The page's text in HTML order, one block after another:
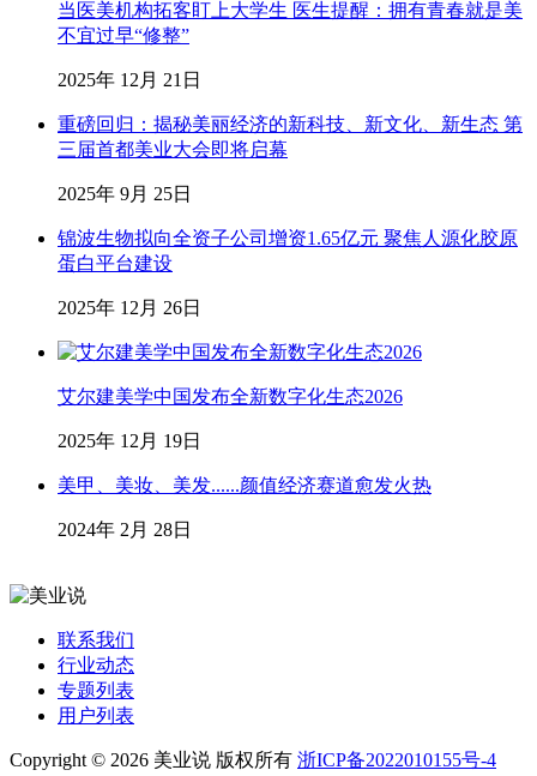
当医美机构拓客盯上大学生 医生提醒：拥有青春就是美
不宜过早“修整”
2025年 12月 21日
重磅回归：揭秘美丽经济的新科技、新文化、新生态 第
三届首都美业大会即将启幕
2025年 9月 25日
锦波生物拟向全资子公司增资1.65亿元 聚焦人源化胶原
蛋白平台建设
2025年 12月 26日
艾尔建美学中国发布全新数字化生态2026
2025年 12月 19日
美甲、美妆、美发......颜值经济赛道愈发火热
2024年 2月 28日
联系我们
行业动态
专题列表
用户列表
Copyright © 2026 美业说 版权所有 浙ICP备2022010155号-4